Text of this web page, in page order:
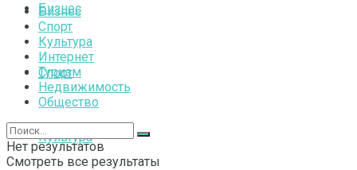
Бизнес
Спорт
Культура
Бизнес
Спорт
Культура
Интернет
Туризм
Недвижимость
Общество
Нет результатов
Смотреть все результаты